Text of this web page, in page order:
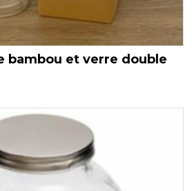
bambou et verre double